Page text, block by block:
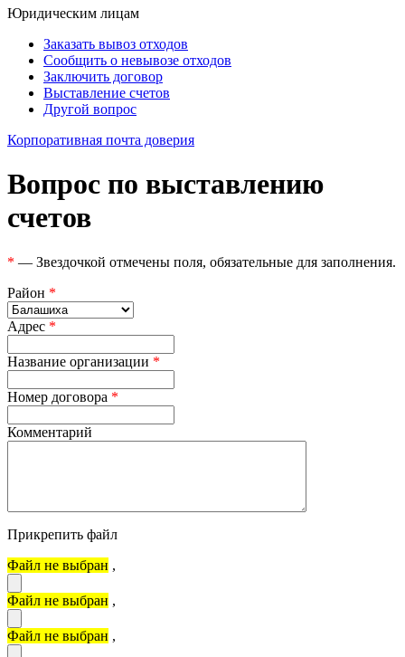
Юридическим лицам
Заказать вывоз отходов
Сообщить о невывозе отходов
Заключить договор
Выставление счетов
Другой вопрос
Корпоративная почта доверия
Вопрос по выставлению
счетов
* — Звездочкой отмечены поля, обязательные для заполнения.
Район *
Адрес *
Название организации *
Номер договора *
Комментарий
Прикрепить файл
Файл не выбран ,
Файл не выбран ,
Файл не выбран ,